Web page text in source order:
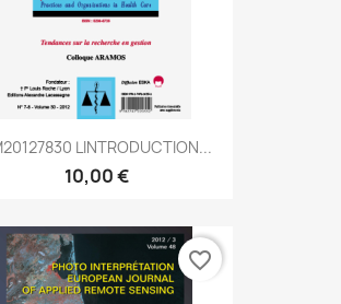
LINTRODUCTION...
10,00 €
favorite_border